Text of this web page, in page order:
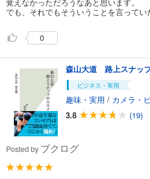
でも、それでもそういうことを言ってい
0
森山大道 路上スナッ
ビジネス・実用
趣味・実用 / カメラ・
3.8
(19)
Posted by ブクログ